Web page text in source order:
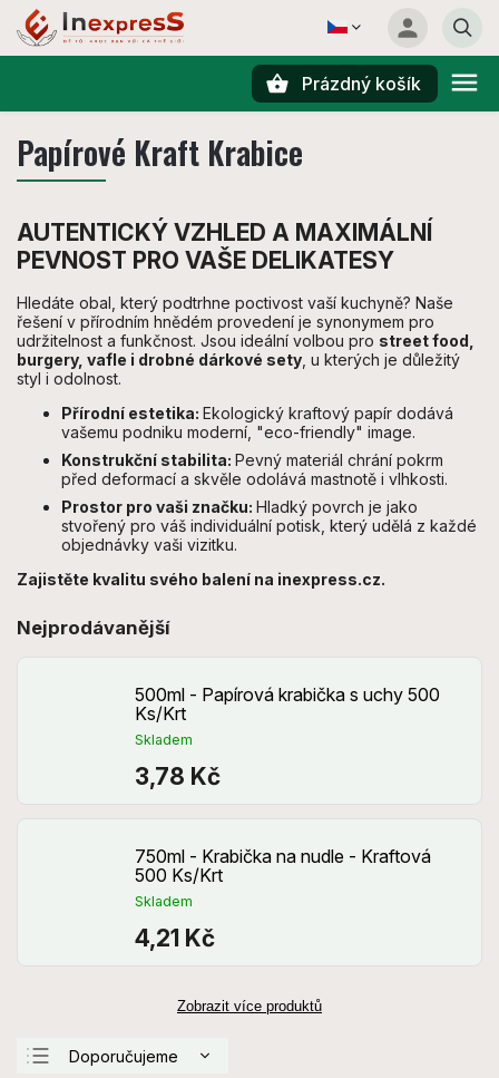
Prázdný košík
Papírové Kraft Krabice
AUTENTICKÝ VZHLED A MAXIMÁLNÍ
PEVNOST PRO VAŠE DELIKATESY
Hledáte obal, který podtrhne poctivost vaší kuchyně? Naše
řešení v přírodním hnědém provedení je synonymem pro
udržitelnost a funkčnost. Jsou ideální volbou pro street food,
burgery, vafle i drobné dárkové sety, u kterých je důležitý
styl i odolnost.
Přírodní estetika: Ekologický kraftový papír dodává
vašemu podniku moderní, "eco-friendly" image.
Konstrukční stabilita: Pevný materiál chrání pokrm
před deformací a skvěle odolává mastnotě i vlhkosti.
Prostor pro vaši značku: Hladký povrch je jako
stvořený pro váš individuální potisk, který udělá z každé
objednávky vaši vizitku.
Zajistěte kvalitu svého balení na inexpress.cz.
Nejprodávanější
500ml - Papírová krabička s uchy 500
Ks/Krt
Skladem
3,78 Kč
750ml - Krabička na nudle - Kraftová
500 Ks/Krt
Skladem
4,21 Kč
Zobrazit více produktů
Doporučujeme